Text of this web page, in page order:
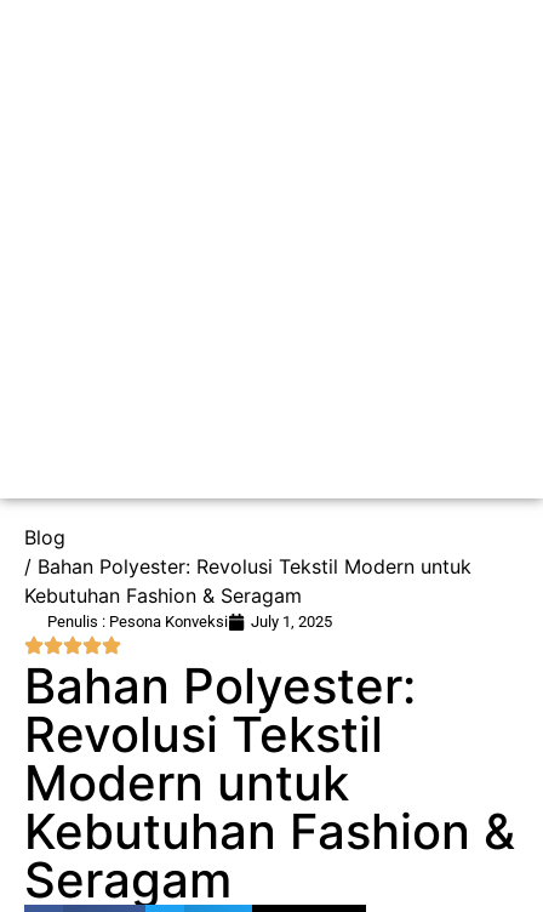
Blog
/ Bahan Polyester: Revolusi Tekstil Modern untuk
Kebutuhan Fashion & Seragam
Penulis : Pesona Konveksi July 1, 2025
Bahan Polyester:
Revolusi Tekstil
Modern untuk
Kebutuhan Fashion &
Seragam